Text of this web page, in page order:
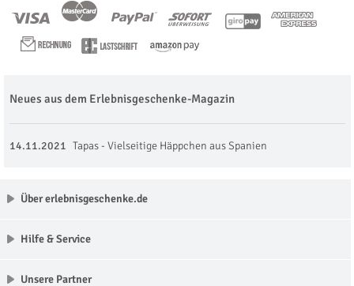
Neues aus dem Erlebnisgeschenke-Magazin
14.11.2021 Tapas - Vielseitige Häppchen aus Spanien
Über erlebnisgeschenke.de
Hilfe & Service
Unsere Partner